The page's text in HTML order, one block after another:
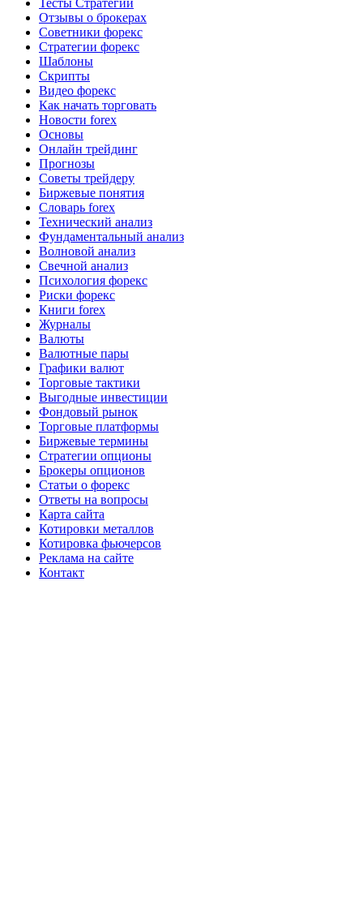
Тесты Стратегий
Отзывы о брокерах
Советники форекс
Стратегии форекс
Шаблоны
Скрипты
Видео форекс
Как начать торговать
Новости forex
Основы
Онлайн трейдинг
Прогнозы
Советы трейдеру
Биржевые понятия
Словарь forex
Технический анализ
Фундаментальный анализ
Волновой анализ
Свечной анализ
Психология форекс
Риски форекс
Книги forex
Журналы
Валюты
Валютные пары
Графики валют
Торговые тактики
Выгодные инвестиции
Фондовый рынок
Торговые платформы
Биржевые термины
Стратегии опционы
Брокеры опционов
Статьи о форекс
Ответы на вопросы
Карта сайта
Котировки металлов
Котировка фьючерсов
Реклама на сайте
Контакт